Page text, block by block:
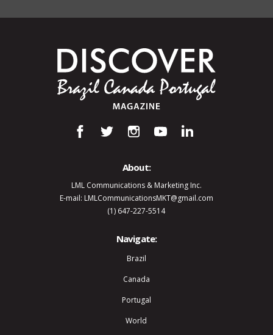
About:
LML Communications & Marketing Inc.
E-mail: LMLCommunicationsMKT@gmail.com
(1) 647-227-5514
Navigate:
Brazil
Canada
Portugal
World